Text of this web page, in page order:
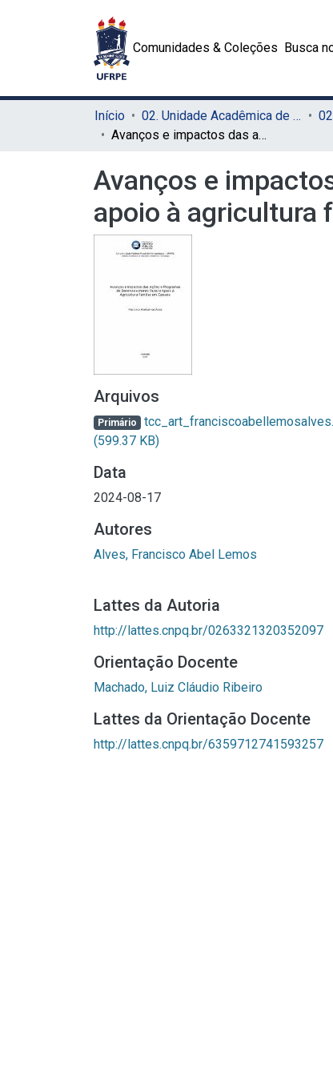
Comunidades & Coleções Busca
Início 02. Unidade Acadêmica de Educação a Distância e Tecnologia (UAEADTec)
Avanços e impactos das ações e programas de desenvolvimento rural e apoio à agricultura familiar em Caruaru
Avanços e
apoio à agricultura
Arquivos
Primário
(599.37 KB)
Data
2024-08-17
Autores
Alves, Francisco Abel Lemos
Lattes da Autoria
http://lattes.cnpq.br/0263321320352097
Orientação Docente
Machado, Luiz Cláudio Ribeiro
Lattes da Orientação Docente
http://lattes.cnpq.br/6359712741593257